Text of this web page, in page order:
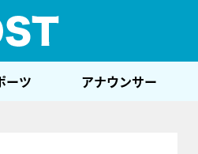
ーツ アナウンサー